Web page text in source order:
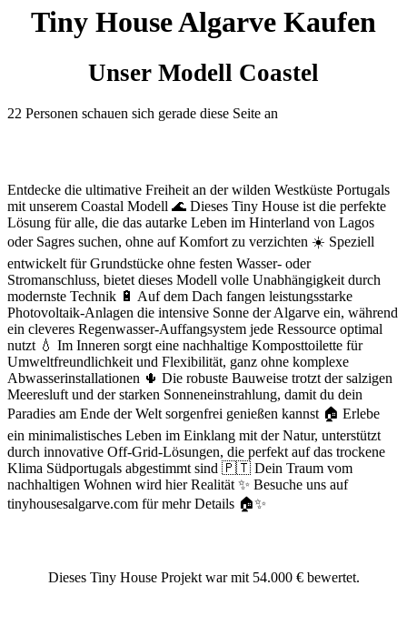
Tiny House Algarve Kaufen
Unser Modell Coastel
22 Personen schauen sich gerade diese Seite an
Entdecke die ultimative Freiheit an der wilden Westküste Portugals
mit unserem Coastal Modell 🌊 Dieses Tiny House ist die perfekte
Lösung für alle, die das autarke Leben im Hinterland von Lagos
oder Sagres suchen, ohne auf Komfort zu verzichten ☀️ Speziell
entwickelt für Grundstücke ohne festen Wasser- oder
Stromanschluss, bietet dieses Modell volle Unabhängigkeit durch
modernste Technik 🔋 Auf dem Dach fangen leistungsstarke
Photovoltaik-Anlagen die intensive Sonne der Algarve ein, während
ein cleveres Regenwasser-Auffangsystem jede Ressource optimal
nutzt 💧 Im Inneren sorgt eine nachhaltige Komposttoilette für
Umweltfreundlichkeit und Flexibilität, ganz ohne komplexe
Abwasserinstallationen 🌵 Die robuste Bauweise trotzt der salzigen
Meeresluft und der starken Sonneneinstrahlung, damit du dein
Paradies am Ende der Welt sorgenfrei genießen kannst 🏠 Erlebe
ein minimalistisches Leben im Einklang mit der Natur, unterstützt
durch innovative Off-Grid-Lösungen, die perfekt auf das trockene
Klima Südportugals abgestimmt sind 🇵🇹 Dein Traum vom
nachhaltigen Wohnen wird hier Realität ✨ Besuche uns auf
tinyhousesalgarve.com für mehr Details 🏠✨
Dieses Tiny House Projekt war mit 54.000 € bewertet.